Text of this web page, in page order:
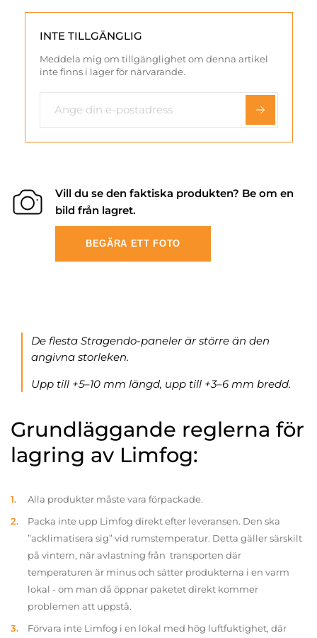
INTE TILLGÄNGLIG
Meddela mig om tillgänglighet om denna artikel
inte finns i lager för närvarande.
Vill du se den faktiska produkten? Be om en
bild från lagret.
BEGÄRA ETT FOTO
De flesta Stragendo-paneler är större än den
angivna storleken.
Upp till +5–10 mm längd, upp till +3–6 mm bredd.
Grundläggande reglerna för
lagring av Limfog:
Alla produkter måste vara förpackade.
Packa inte upp Limfog direkt efter leveransen. Den ska
”acklimatisera sig” vid rumstemperatur. Detta gäller särskilt
på vintern, när avlastning från transporten där
temperaturen är minus och sätter produkterna i en varm
lokal - om man då öppnar paketet direkt kommer
problemen att uppstå.
Förvara inte Limfog i en lokal med hög luftfuktighet, där